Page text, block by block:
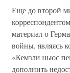
Еще до второй
материал о
войны, являясь
«Кемзли ньюс
дополнить